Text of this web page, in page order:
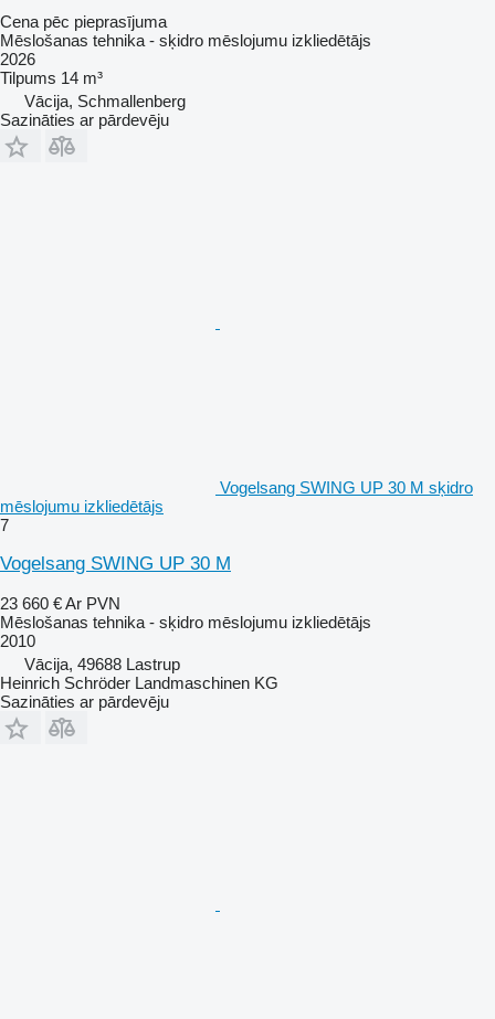
Cena pēc pieprasījuma
Mēslošanas tehnika - sķidro mēslojumu izkliedētājs
2026
Tilpums 14 m³
Vācija, Schmallenberg
Sazināties ar pārdevēju
Vogelsang SWING UP 30 M sķidro
mēslojumu izkliedētājs
7
Vogelsang SWING UP 30 M
23 660 €Ar PVN
Mēslošanas tehnika - sķidro mēslojumu izkliedētājs
2010
Vācija, 49688 Lastrup
Heinrich Schröder Landmaschinen KG
Sazināties ar pārdevēju